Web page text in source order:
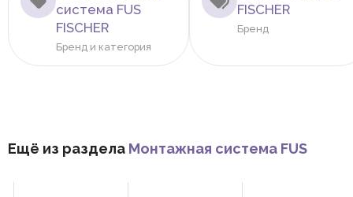
система FUS
FISCHER
Бренд и категория
FISCHER
Бренд
Ещё из раздела Монтажная система FUS